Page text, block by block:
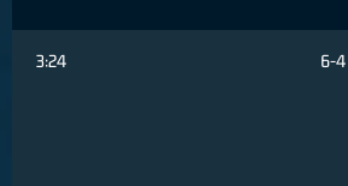
3:24 6-4